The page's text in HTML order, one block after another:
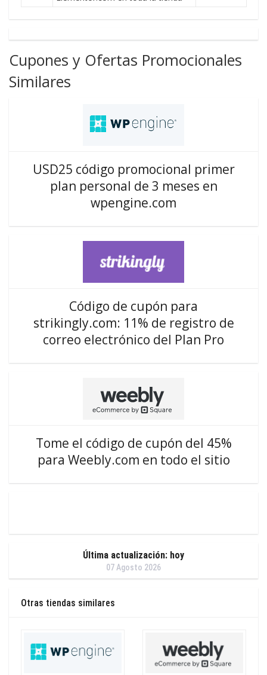
Cupones y Ofertas Promocionales
Similares
USD25 código promocional primer
plan personal de 3 meses en
wpengine.com
Código de cupón para
strikingly.com: 11% de registro de
correo electrónico del Plan Pro
Tome el código de cupón del 45%
para Weebly.com en todo el sitio
Última actualización: hoy
07 Agosto 2026
Otras tiendas similares